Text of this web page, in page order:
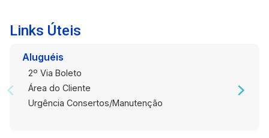
Links Úteis
Aluguéis
2º Via Boleto
Área do Cliente
Urgência Consertos/Manutenção